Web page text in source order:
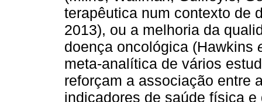
terapêutica num contexto de
2013), ou a melhoria da
doença oncológica (Hawkins
meta-analítica de vários
reforçam a associação entre
indicadores de saúde física